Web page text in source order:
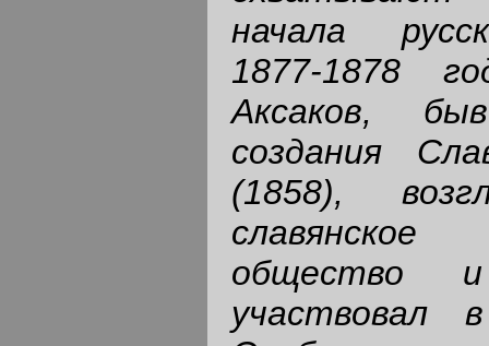
начала
1877-1878
Аксаков,
создания
(1858),
славянское
общество и
участвовал